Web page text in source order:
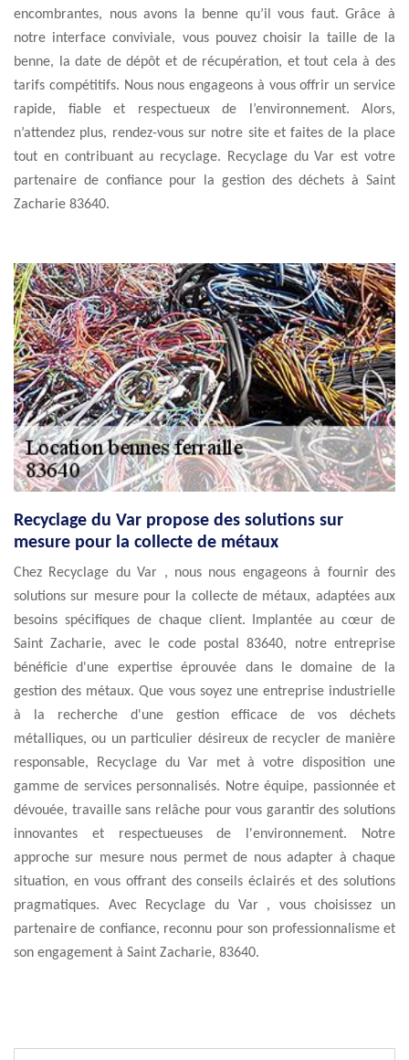
encombrantes, nous avons la benne qu’il vous faut. Grâce à
notre interface conviviale, vous pouvez choisir la taille de la
benne, la date de dépôt et de récupération, et tout cela à des
tarifs compétitifs. Nous nous engageons à vous offrir un service
rapide, fiable et respectueux de l’environnement. Alors,
n’attendez plus, rendez-vous sur notre site et faites de la place
tout en contribuant au recyclage. Recyclage du Var est votre
partenaire de confiance pour la gestion des déchets à Saint
Zacharie 83640.
Recyclage du Var propose des solutions sur
mesure pour la collecte de métaux
Chez Recyclage du Var , nous nous engageons à fournir des
solutions sur mesure pour la collecte de métaux, adaptées aux
besoins spécifiques de chaque client. Implantée au cœur de
Saint Zacharie, avec le code postal 83640, notre entreprise
bénéficie d'une expertise éprouvée dans le domaine de la
gestion des métaux. Que vous soyez une entreprise industrielle
à la recherche d'une gestion efficace de vos déchets
métalliques, ou un particulier désireux de recycler de manière
responsable, Recyclage du Var met à votre disposition une
gamme de services personnalisés. Notre équipe, passionnée et
dévouée, travaille sans relâche pour vous garantir des solutions
innovantes et respectueuses de l'environnement. Notre
approche sur mesure nous permet de nous adapter à chaque
situation, en vous offrant des conseils éclairés et des solutions
pragmatiques. Avec Recyclage du Var , vous choisissez un
partenaire de confiance, reconnu pour son professionnalisme et
son engagement à Saint Zacharie, 83640.